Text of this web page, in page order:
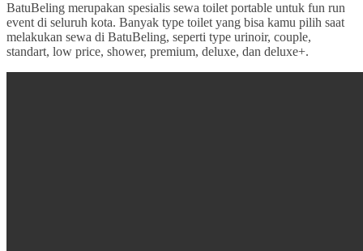
BatuBeling merupakan spesialis sewa toilet portable untuk fun run
event di seluruh kota. Banyak type toilet yang bisa kamu pilih saat
melakukan sewa di BatuBeling, seperti type urinoir, couple,
standart, low price, shower, premium, deluxe, dan deluxe+.